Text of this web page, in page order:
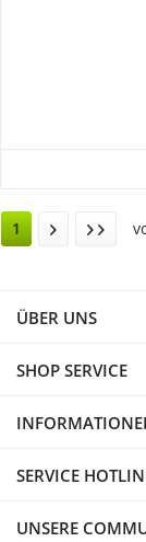
1
ÜBER UNS
SHOP SERVICE
SERVICE
UNSERE